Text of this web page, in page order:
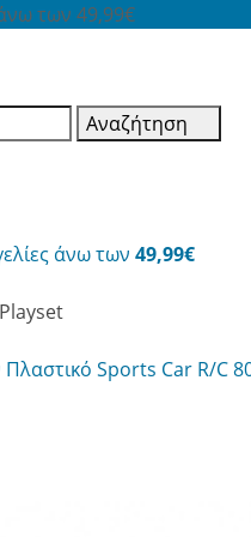
των 49,99€
Αναζήτηση
άνω των 49,99€
Sports Car R/C